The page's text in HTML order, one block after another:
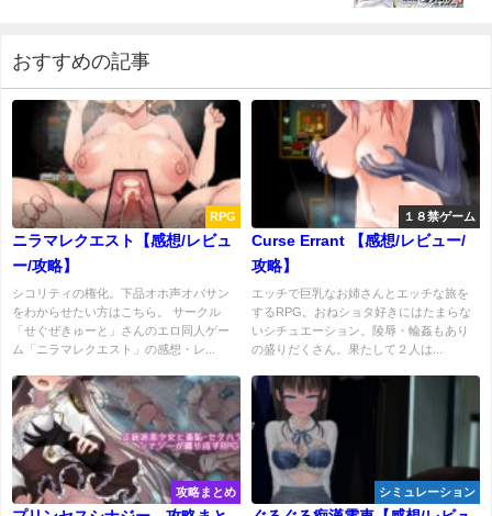
おすすめの記事
RPG
ニラマレクエスト【感想/レビュ
ー/攻略】
シコリティの権化。下品オホ声オバサン
をわからせたい方はこちら。 サークル
「せぐぜきゅーと」さんのエロ同人ゲー
ム「ニラマレクエスト」の感想・レ...
１８禁ゲーム
Curse Errant 【感想/レビュー/
攻略】
エッチで巨乳なお姉さんとエッチな旅を
するRPG。おねショタ好きにはたまらな
いシチュエーション。陵辱・輪姦もあり
の盛りだくさん。果たして２人は...
攻略まとめ シミュレーション